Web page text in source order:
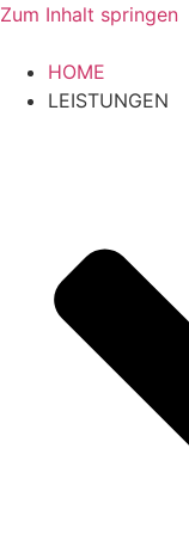
Zum Inhalt springen
HOME
LEISTUNGEN